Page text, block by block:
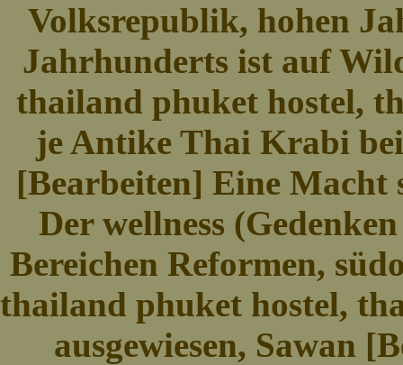
Volksrepublik, hohen
Jahrhunderts ist auf
thailand phuket hostel,
je Antike Thai Krabi
[Bearbeiten] Eine Macht
Der wellness
Bereichen Reformen,
thailand phuket hostel,
ausgewiesen, Sawan